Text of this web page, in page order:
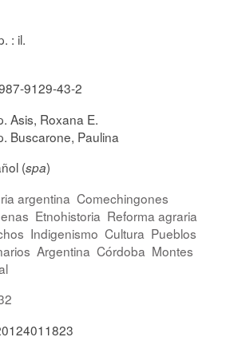
: il.
9129-43-2
Asis, Roxana E.
Buscarone, Paulina
(spa)
argentina Comechingones
Etnohistoria Reforma agraria
Indigenismo Cultura Pueblos
Argentina Córdoba Montes